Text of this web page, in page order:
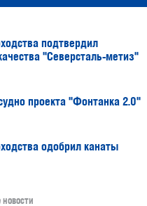
подтвердил
"Северсталь-метиз"
проекта "Фонтанка 2.0"
одобрил канаты